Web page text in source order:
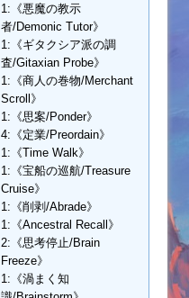
1:《悪魔の教示
者/Demonic Tutor》
1:《ギタクシア派の調
査/Gitaxian Probe》
1:《商人の巻物/Merchant
Scroll》
1:《思案/Ponder》
4:《定業/Preordain》
1:《Time Walk》
1:《宝船の巡航/Treasure
Cruise》
1:《削剥/Abrade》
1:《Ancestral Recall》
2:《思考停止/Brain
Freeze》
1:《渦まく知